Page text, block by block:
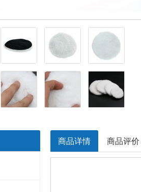
商品详情 商品评价